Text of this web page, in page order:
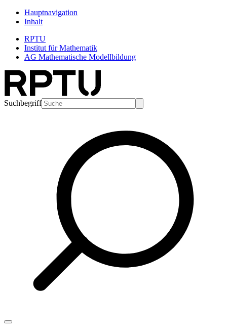
Hauptnavigation
Inhalt
RPTU
Institut für Mathematik
AG Mathematische Modellbildung
Suchbegriff